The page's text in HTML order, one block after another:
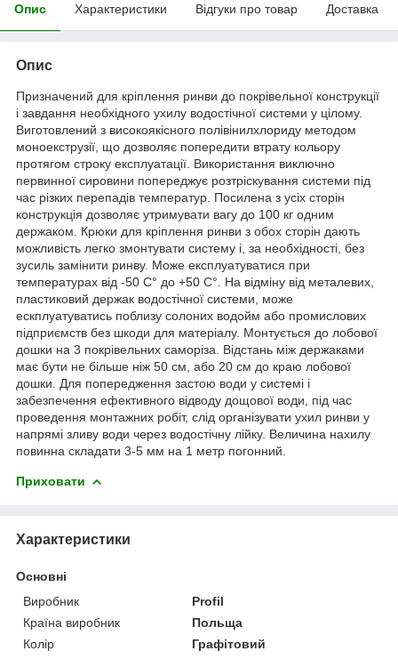
Опис Характеристики Відгуки про товар Доставка
Опис
Призначений для кріплення ринви до покрівельної конструкції
і завдання необхідного ухилу водостічної системи у цілому.
Виготовлений з високоякісного полівінилхлориду методом
моноекструзії, що дозволяє попередити втрату кольору
протягом строку експлуатації. Використання виключно
первинної сировини попереджує розтріскування системи під
час різких перепадів температур. Посилена з усіх сторін
конструкція дозволяє утримувати вагу до 100 кг одним
держаком. Крюки для кріплення ринви з обох сторін дають
можливість легко змонтувати систему і, за необхідності, без
зусиль замінити ринву. Може експлуатуватися при
температурах від -50 С° до +50 С°. На відміну від металевих,
пластиковий держак водостічної системи, може
ескплуатуватись поблизу солоних водойм або промислових
підприємств без шкоди для матеріалу. Монтується до лобової
дошки на 3 покрівельних саморіза. Відстань між держаками
має бути не більше ніж 50 см, або 20 см до краю лобової
дошки. Для попередження застою води у системі і
забезпечення ефективного відводу дощової води, під час
проведення монтажних робіт, слід організувати ухил ринви у
напрямі зливу води через водостічну лійку. Величина нахилу
повинна складати 3-5 мм на 1 метр погонний.
Приховати
Характеристики
Основні
Виробник
Profil
Країна виробник
Польща
Колір
Графітовий